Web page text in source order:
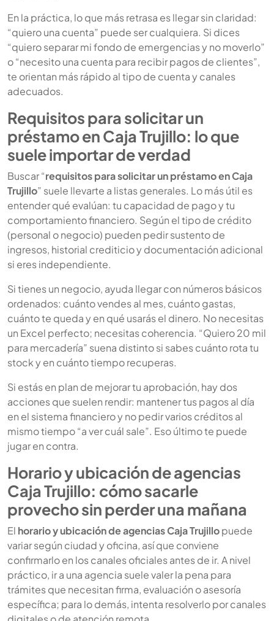
En la práctica, lo que más retrasa es llegar sin claridad:
“quiero una cuenta” puede ser cualquiera. Si dices
“quiero separar mi fondo de emergencias y no moverlo”
o “necesito una cuenta para recibir pagos de clientes”,
te orientan más rápido al tipo de cuenta y canales
adecuados.
Requisitos para solicitar un
préstamo en Caja Trujillo: lo que
suele importar de verdad
Buscar “requisitos para solicitar un préstamo en Caja
Trujillo” suele llevarte a listas generales. Lo más útil es
entender qué evalúan: tu capacidad de pago y tu
comportamiento financiero. Según el tipo de crédito
(personal o negocio) pueden pedir sustento de
ingresos, historial crediticio y documentación adicional
si eres independiente.
Si tienes un negocio, ayuda llegar con números básicos
ordenados: cuánto vendes al mes, cuánto gastas,
cuánto te queda y en qué usarás el dinero. No necesitas
un Excel perfecto; necesitas coherencia. “Quiero 20 mil
para mercadería” suena distinto si sabes cuánto rota tu
stock y en cuánto tiempo recuperas.
Si estás en plan de mejorar tu aprobación, hay dos
acciones que suelen rendir: mantener tus pagos al día
en el sistema financiero y no pedir varios créditos al
mismo tiempo “a ver cuál sale”. Eso último te puede
jugar en contra.
Horario y ubicación de agencias
Caja Trujillo: cómo sacarle
provecho sin perder una mañana
El horario y ubicación de agencias Caja Trujillopuede
variar según ciudad y oficina, así que conviene
confirmarlo en los canales oficiales antes de ir. A nivel
práctico, ir a una agencia suele valer la pena para
trámites que necesitan firma, evaluación o asesoría
específica; para lo demás, intenta resolverlo por canales